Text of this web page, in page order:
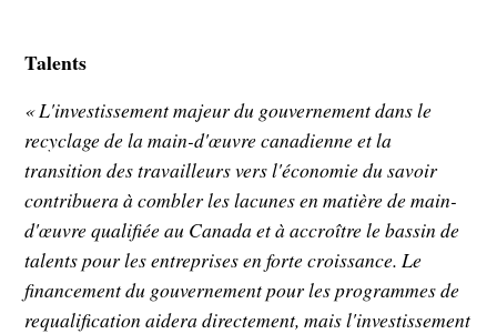
Talents
« L'investissement majeur du gouvernement dans le
recyclage de la main-d'œuvre canadienne et la
transition des travailleurs vers l'économie du savoir
contribuera à combler les lacunes en matière de main-
d'œuvre qualifiée au Canada et à accroître le bassin de
talents pour les entreprises en forte croissance. Le
financement du gouvernement pour les programmes de
requalification aidera directement, mais l'investissement